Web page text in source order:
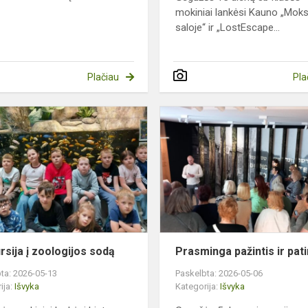
Plačiau
mokiniai lankėsi Kauno
saloje“ ir „LostEscape...
Ekskursija
į
zoologijos
sodą
į zoologijos sodą
2026-05-13
Išvyka
Prasminga pažintis ir
Paskelbta: 2026-05-06
Kategorija:Išvyka